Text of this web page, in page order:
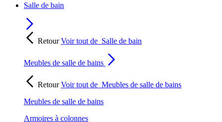
Salle de bain
RetourVoir tout de Salle de bain
Meubles de salle de bains
RetourVoir tout de Meubles de salle de bains
Meubles de salle de bains
Armoires à colonnes